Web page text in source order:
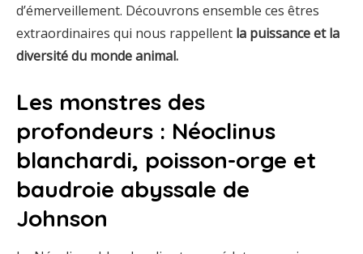
d’émerveillement. Découvrons ensemble ces êtres
extraordinaires qui nous rappellent la puissance et la
diversité du monde animal.
Les monstres des
profondeurs : Néoclinus
blanchardi, poisson-orge et
baudroie abyssale de
Johnson